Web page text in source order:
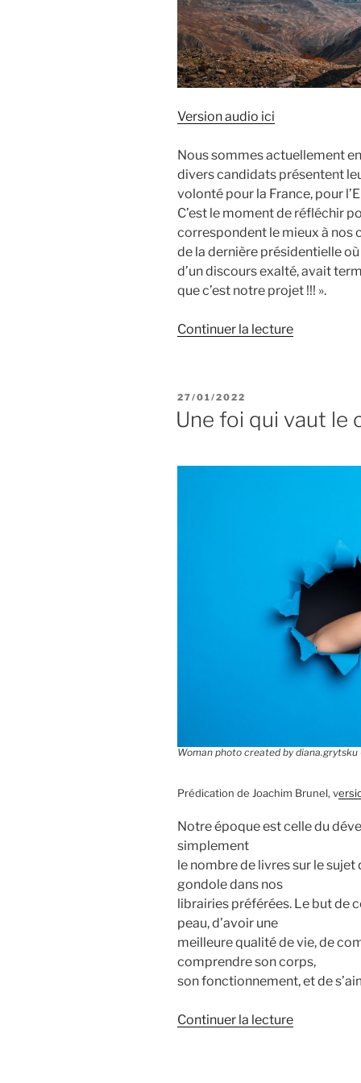
Version audio ici
Nous sommes actuellement
divers candidats présentent
volonté pour la France, pour
C’est le moment de réfléchir
correspondent le mieux à nos
de la dernière présidentielle
d’un discours exalté, avait
que c’est notre projet !!! ».
Continuer la lecturede
projet
(1
PUBLIÉ
LE
27/01/2022
Une foi qui vaut le
Woman photo created by
Prédication de Joachim Brunel, v
Notre époque est celle du
simplement
le nombre de livres sur le
gondole dans nos
librairies préférées. Le but de
peau, d’avoir une
meilleure qualité de vie, de
comprendre son corps,
son fonctionnement, et de
Continuer la lecturede